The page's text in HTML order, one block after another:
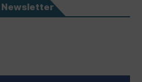
Newsletter